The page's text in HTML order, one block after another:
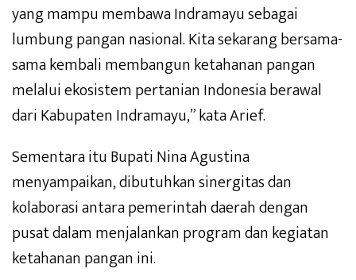
yang mampu membawa Indramayu sebagai
lumbung pangan nasional. Kita sekarang bersama-
sama kembali membangun ketahanan pangan
melalui ekosistem pertanian Indonesia berawal
dari Kabupaten Indramayu,” kata Arief.
Sementara itu Bupati Nina Agustina
menyampaikan, dibutuhkan sinergitas dan
kolaborasi antara pemerintah daerah dengan
pusat dalam menjalankan program dan kegiatan
ketahanan pangan ini.